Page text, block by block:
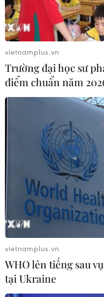
WHO tin tưởng vào
ngăn chặn dịch
28/01/2020 11:19
Tổng Giám đốc WHO
cáo việc các nước tiến
cộng đồng quốc tế bình
thái quá.
vietnamplus.vn
Trường đại học sư
điểm chuẩn năm
vietnamplus.vn
WHO lên tiếng sau
tại Ukraine